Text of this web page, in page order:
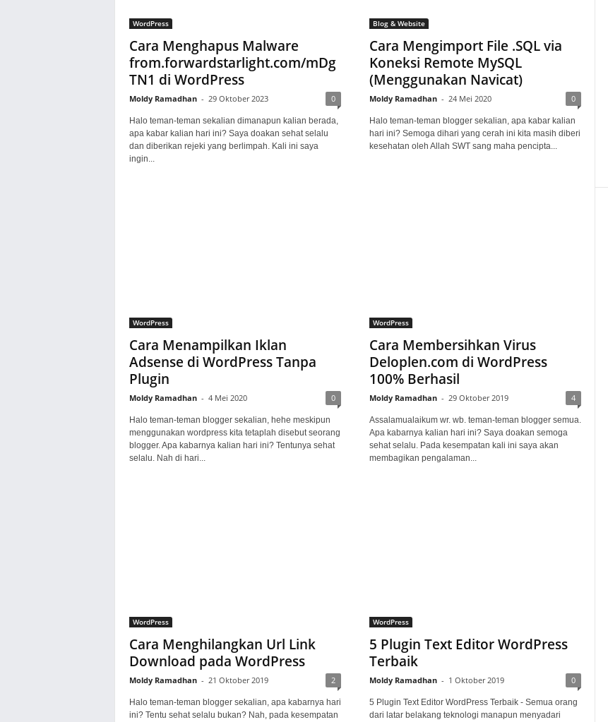
WordPress
Cara Menghapus Malware
from.forwardstarlight.com/mDg
TN1 di WordPress
Moldy Ramadhan - 29 Oktober 2023 0
Halo teman-teman sekalian dimanapun kalian berada,
apa kabar kalian hari ini? Saya doakan sehat selalu
dan diberikan rejeki yang berlimpah. Kali ini saya
ingin...
Blog & Website
Cara Mengimport File .SQL via
Koneksi Remote MySQL
(Menggunakan Navicat)
Moldy Ramadhan - 24 Mei 2020 0
Halo teman-teman blogger sekalian, apa kabar kalian
hari ini? Semoga dihari yang cerah ini kita masih diberi
kesehatan oleh Allah SWT sang maha pencipta...
WordPress
Cara Menampilkan Iklan
Adsense di WordPress Tanpa
Plugin
Moldy Ramadhan - 4 Mei 2020 0
Halo teman-teman blogger sekalian, hehe meskipun
menggunakan wordpress kita tetaplah disebut seorang
blogger. Apa kabarnya kalian hari ini? Tentunya sehat
selalu. Nah di hari...
WordPress
Cara Membersihkan Virus
Deloplen.com di WordPress
100% Berhasil
Moldy Ramadhan - 29 Oktober 2019 4
Assalamualaikum wr. wb. teman-teman blogger semua.
Apa kabarnya kalian hari ini? Saya doakan semoga
sehat selalu. Pada kesempatan kali ini saya akan
membagikan pengalaman...
WordPress
Cara Menghilangkan Url Link
Download pada WordPress
Moldy Ramadhan - 21 Oktober 2019 2
Halo teman-teman blogger sekalian, apa kabarnya hari
ini? Tentu sehat selalu bukan? Nah, pada kesempatan
WordPress
5 Plugin Text Editor WordPress
Terbaik
Moldy Ramadhan - 1 Oktober 2019 0
5 Plugin Text Editor WordPress Terbaik - Semua orang
dari latar belakang teknologi manapun menyadari